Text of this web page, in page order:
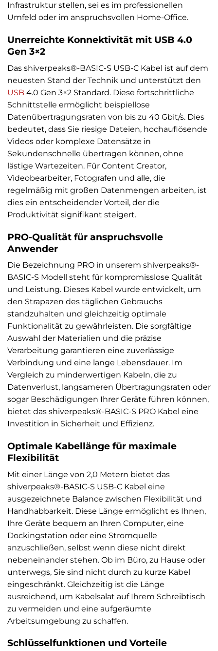
Infrastruktur stellen, sei es im professionellen
Umfeld oder im anspruchsvollen Home-Office.
Unerreichte Konnektivität mit USB 4.0
Gen 3×2
Das shiverpeaks®-BASIC-S USB-C Kabel ist auf dem
neuesten Stand der Technik und unterstützt den
USB 4.0 Gen 3×2 Standard. Diese fortschrittliche
Schnittstelle ermöglicht beispiellose
Datenübertragungsraten von bis zu 40 Gbit/s. Dies
bedeutet, dass Sie riesige Dateien, hochauflösende
Videos oder komplexe Datensätze in
Sekundenschnelle übertragen können, ohne
lästige Wartezeiten. Für Content Creator,
Videobearbeiter, Fotografen und alle, die
regelmäßig mit großen Datenmengen arbeiten, ist
dies ein entscheidender Vorteil, der die
Produktivität signifikant steigert.
PRO-Qualität für anspruchsvolle
Anwender
Die Bezeichnung PRO in unserem shiverpeaks®-
BASIC-S Modell steht für kompromisslose Qualität
und Leistung. Dieses Kabel wurde entwickelt, um
den Strapazen des täglichen Gebrauchs
standzuhalten und gleichzeitig optimale
Funktionalität zu gewährleisten. Die sorgfältige
Auswahl der Materialien und die präzise
Verarbeitung garantieren eine zuverlässige
Verbindung und eine lange Lebensdauer. Im
Vergleich zu minderwertigen Kabeln, die zu
Datenverlust, langsameren Übertragungsraten oder
sogar Beschädigungen Ihrer Geräte führen können,
bietet das shiverpeaks®-BASIC-S PRO Kabel eine
Investition in Sicherheit und Effizienz.
Optimale Kabellänge für maximale
Flexibilität
Mit einer Länge von 2,0 Metern bietet das
shiverpeaks®-BASIC-S USB-C Kabel eine
ausgezeichnete Balance zwischen Flexibilität und
Handhabbarkeit. Diese Länge ermöglicht es Ihnen,
Ihre Geräte bequem an Ihren Computer, eine
Dockingstation oder eine Stromquelle
anzuschließen, selbst wenn diese nicht direkt
nebeneinander stehen. Ob im Büro, zu Hause oder
unterwegs, Sie sind nicht durch zu kurze Kabel
eingeschränkt. Gleichzeitig ist die Länge
ausreichend, um Kabelsalat auf Ihrem Schreibtisch
zu vermeiden und eine aufgeräumte
Arbeitsumgebung zu schaffen.
Schlüsselfunktionen und Vorteile